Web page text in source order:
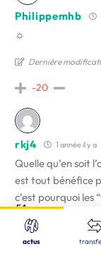
Recherche
Philippemhb
☼
Dernière
-20
rkj4 1 année il y a
Quelle qu’en soit
est tout bénéfice
c’est pourquoi les
Si, ensuite, les
navire (perso, je
actus
CDF | 05/08/2026
54